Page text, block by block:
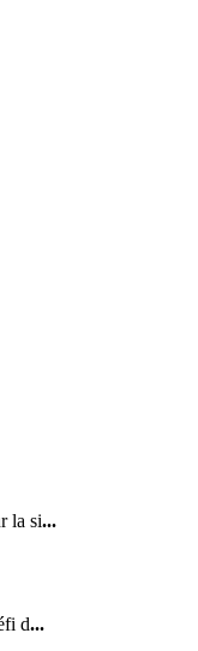
la si...
d...